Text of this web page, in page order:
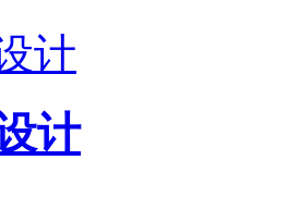
计
计